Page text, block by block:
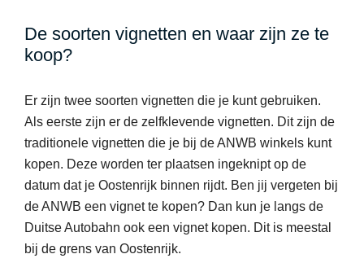
De soorten vignetten en waar zijn ze te
koop?
Er zijn twee soorten vignetten die je kunt gebruiken.
Als eerste zijn er de zelfklevende vignetten. Dit zijn de
traditionele vignetten die je bij de ANWB winkels kunt
kopen. Deze worden ter plaatsen ingeknipt op de
datum dat je Oostenrijk binnen rijdt. Ben jij vergeten bij
de ANWB een vignet te kopen? Dan kun je langs de
Duitse Autobahn ook een vignet kopen. Dit is meestal
bij de grens van Oostenrijk.